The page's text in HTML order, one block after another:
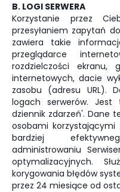
B. LOGI SERWERA
Korzystanie przez
przesyłaniem zapytań
zawiera takie
przeglądarce
rozdzielczości ekranu,
internetowych, dacie
zasobu (adresu URL).
logach serwerów.
dziennik zdarzeń'. Dane
osobami korzystającymi
bardziej
administrowaniu
optymalizacyjnych.
korygowania błędów
przez 24 miesiące od